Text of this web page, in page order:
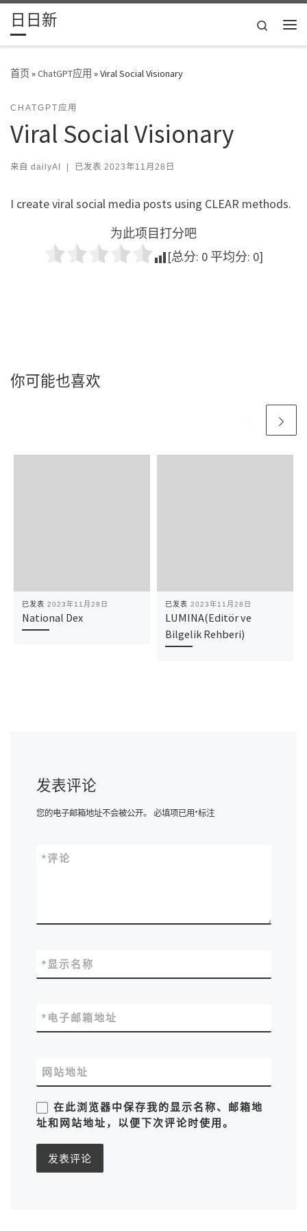
Skip to content
日日新
Search
首页»ChatGPT应用 »Viral Social Visionary
CHATGPT应用
Viral Social Visionary
来自 dailyAI | 已发表 2023年11月28日
I create viral social media posts using CLEAR methods.
为此项目打分吧
[总分: 0 平均分: 0]
你可能也喜欢
已发表 2023年11月28日
National Dex
已发表 2023年11月28日
LUMINA(Editör ve
Bilgelik Rehberi)
发表评论
您的电子邮箱地址不会被公开。 必填项已用*标注
评论
*
显示名称
*
电子邮箱地址
*
网站地址
在此浏览器中保存我的显示名称、邮箱地
址和网站地址，以便下次评论时使用。